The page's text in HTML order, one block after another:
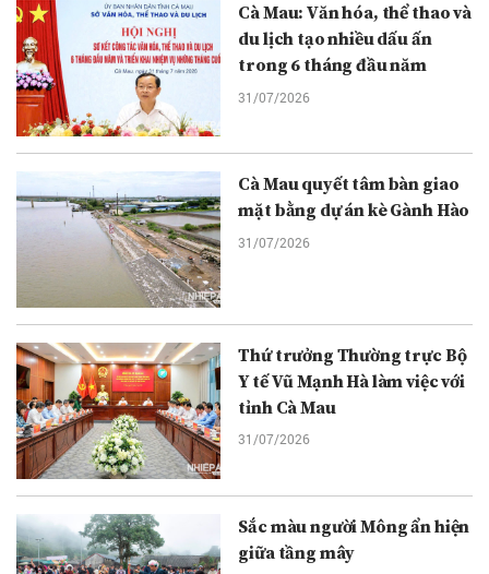
Cà Mau: Văn hóa, thể thao và
du lịch tạo nhiều dấu ấn
trong 6 tháng đầu năm
31/07/2026
Cà Mau quyết tâm bàn giao
mặt bằng dự án kè Gành Hào
31/07/2026
Thứ trưởng Thường trực Bộ
Y tế Vũ Mạnh Hà làm việc với
tỉnh Cà Mau
31/07/2026
Sắc màu người Mông ẩn hiện
giữa tầng mây